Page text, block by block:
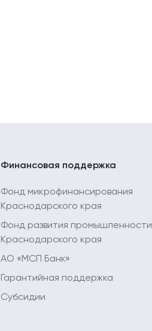
Финансовая поддержка
Фонд микрофинансирования
Краснодарского края
Фонд развития промышленности
Краснодарского края
АО «МСП Банк»
Гарантийная поддержка
Субсидии